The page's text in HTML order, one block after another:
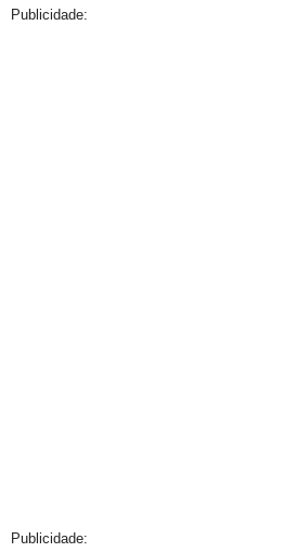
Publicidade:
Publicidade: